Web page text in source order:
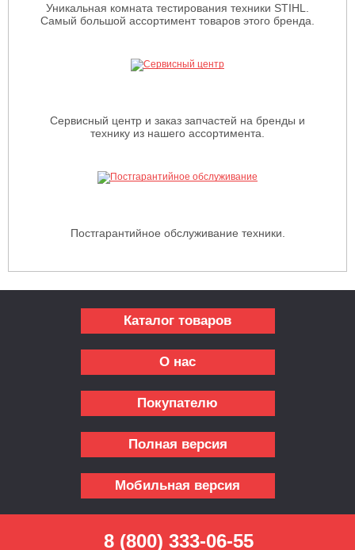
Уникальная комната тестирования техники STIHL.
Самый большой ассортимент товаров этого бренда.
Сервисный центр и заказ запчастей на бренды и
технику из нашего ассортимента.
Постгарантийное обслуживание техники.
Каталог товаров
О нас
Покупателю
Полная версия
Мобильная версия
8 (800) 333-06-55